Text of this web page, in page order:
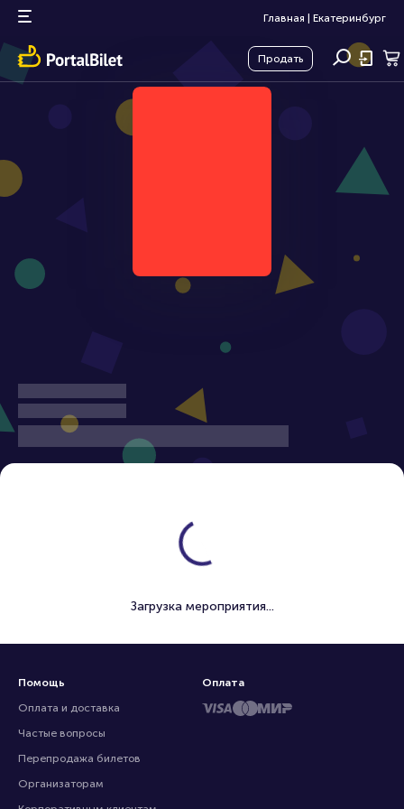
Главная Екатеринбург
Продать
Загрузка мероприятия...
Помощь
Оплата и доставка
Частые вопросы
Перепродажа билетов
Организаторам
Оплата